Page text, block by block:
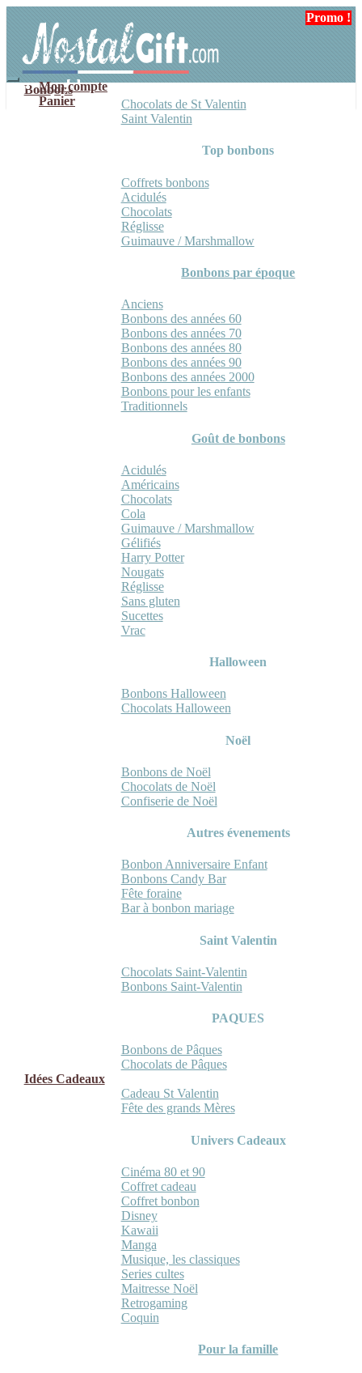
navigation
contenu
Mon compte
Panier
Bonbons
Chocolats de St Valentin
Saint Valentin
Top bonbons
Coffrets bonbons
Acidulés
Chocolats
Réglisse
Guimauve / Marshmallow
Bonbons par époque
Anciens
Bonbons des années 60
Bonbons des années 70
Bonbons des années 80
Bonbons des années 90
Bonbons des années 2000
Bonbons pour les enfants
Traditionnels
Goût de bonbons
Acidulés
Américains
Chocolats
Cola
Guimauve / Marshmallow
Gélifiés
Harry Potter
Nougats
Réglisse
Sans gluten
Sucettes
Vrac
Halloween
Bonbons Halloween
Chocolats Halloween
Noël
Bonbons de Noël
Chocolats de Noël
Confiserie de Noël
Autres évenements
Bonbon Anniversaire Enfant
Bonbons Candy Bar
Fête foraine
Bar à bonbon mariage
Saint Valentin
Chocolats Saint-Valentin
Bonbons Saint-Valentin
PAQUES
Bonbons de Pâques
Chocolats de Pâques
Idées Cadeaux
Cadeau St Valentin
Fête des grands Mères
Univers Cadeaux
Cinéma 80 et 90
Coffret cadeau
Coffret bonbon
Disney
Kawaii
Manga
Musique, les classiques
Series cultes
Maitresse Noël
Retrogaming
Coquin
Pour la famille
Promo !
Promo !
Promo !
Promo !